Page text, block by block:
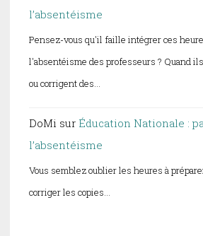
l’absentéisme
Pensez-vous qu'il faille intégrer ces
l'absentéisme des professeurs ? Quand
ou corrigent des…
DoMi sur Éducation Nationale :
l’absentéisme
Vous semblez oublier les heures à
corriger les copies…